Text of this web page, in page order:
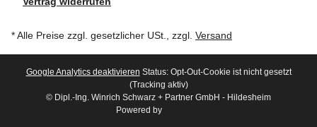
* Alle Preise zzgl. gesetzlicher USt., zzgl. Versand
Google Analytics deaktivieren Status: Opt-Out-Cookie ist nicht gesetzt
(Tracking aktiv)
© Dipl.-Ing. Winrich Schwarz + Partner GmbH - Hildesheim
Powered by